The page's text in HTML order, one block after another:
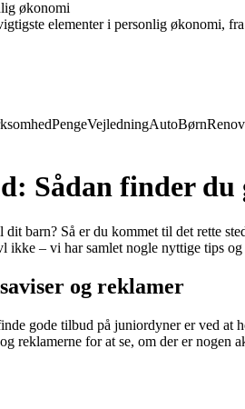
økonomi
elementer i personlig økonomi,
PengeVejledningAutoBørn
Sådan finder
barn? Så er du kommet til det rette
ikke – vi har samlet nogle nyttige tips
og reklamer
gode tilbud på juniordyner er ved
reklamerne for at se, om der er nogen